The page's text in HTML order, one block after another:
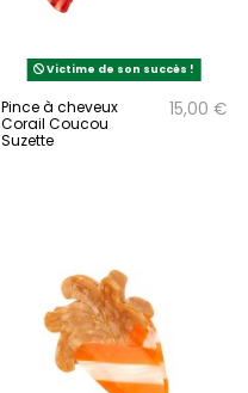
Victime de son succès !
Pince à cheveux
Corail Coucou
Suzette
15,00 €